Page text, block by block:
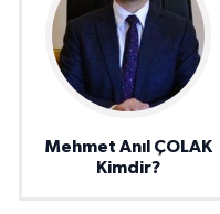
Mehmet Anıl ÇOLAK
Kimdir?